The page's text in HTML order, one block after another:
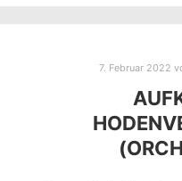
7. Februar 2022